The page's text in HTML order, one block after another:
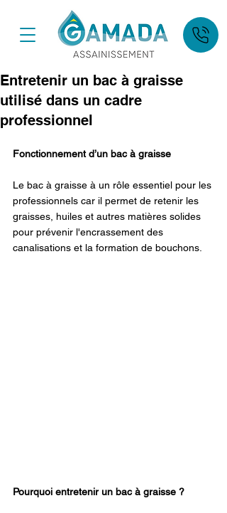
Entretenir un bac à graisse
utilisé dans un cadre
professionnel
Fonctionnement d’un bac à graisse
Le bac à graisse à un rôle essentiel pour les
professionnels car il permet de retenir les
graisses, huiles et autres matières solides
pour prévenir l'encrassement des
canalisations et la formation de bouchons.
Pourquoi entretenir un bac à graisse ?